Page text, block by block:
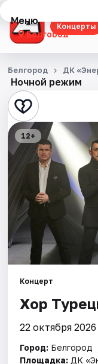
Концерты
Меню
Белгород
Концерты
Театр
Стендап
Спорт
События
Города
Площадки
Рейтинги
Ночной режим
Белгород ДК
12+
Концерт
Хор
22 октября 2026
Город: Белгород
Площадка: ДК